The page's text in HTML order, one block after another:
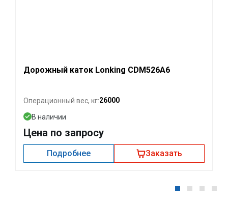
Дорожный каток Lonking CDM526A6
Операционный вес, кг:26000
В наличии
Цена по запросу
Подробнее Заказать